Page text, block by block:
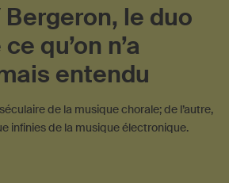
le duo
qu’on n’a
entendu
de la musique chorale; de l’autre,
infinies de la musique électronique.